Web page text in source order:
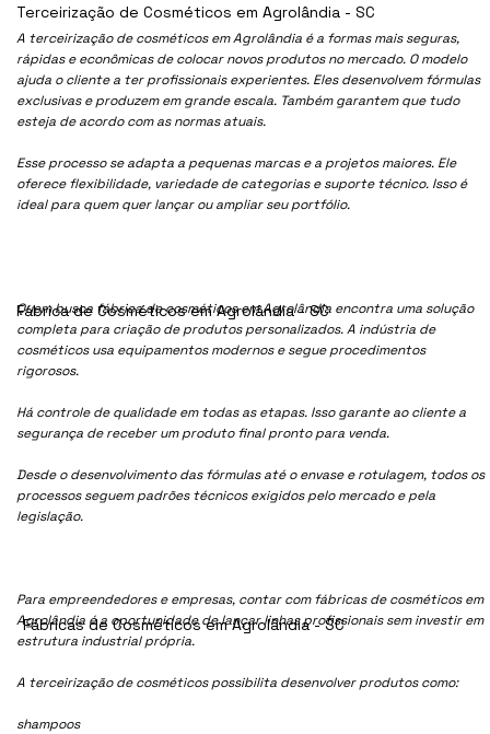
A terceirização de cosméticos em Agrolândia é a formas mais seguras,
rápidas e econômicas de colocar novos produtos no mercado. O modelo
ajuda o cliente a ter profissionais experientes. Eles desenvolvem fórmulas
exclusivas e produzem em grande escala. Também garantem que tudo
esteja de acordo com as normas atuais.
Esse processo se adapta a pequenas marcas e a projetos maiores. Ele
oferece flexibilidade, variedade de categorias e suporte técnico. Isso é
ideal para quem quer lançar ou ampliar seu portfólio.
Quem busca fábrica de cosméticos em Agrolândia encontra uma solução
completa para criação de produtos personalizados. A indústria de
cosméticos usa equipamentos modernos e segue procedimentos
rigorosos.
Há controle de qualidade em todas as etapas. Isso garante ao cliente a
segurança de receber um produto final pronto para venda.
Desde o desenvolvimento das fórmulas até o envase e rotulagem, todos os
processos seguem padrões técnicos exigidos pelo mercado e pela
legislação.
Para empreendedores e empresas, contar com fábricas de cosméticos em
Agrolândia é a oportunidade de lançar linhas profissionais sem investir em
estrutura industrial própria.
A terceirização de cosméticos possibilita desenvolver produtos como:
shampoos
Fábrica de Cosméticos em Agrolândia - SC
Terceirização de Cosméticos em Agrolândia - SC
Fábricas de Cosméticos em Agrolândia - SC